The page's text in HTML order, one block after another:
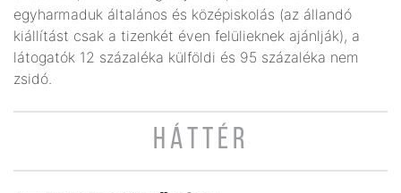
egyharmaduk általános és középiskolás (az állandó
kiállítást csak a tizenkét éven felülieknek ajánlják), a
látogatók 12 százaléka külföldi és 95 százaléka nem
zsidó.
HÁTTÉR